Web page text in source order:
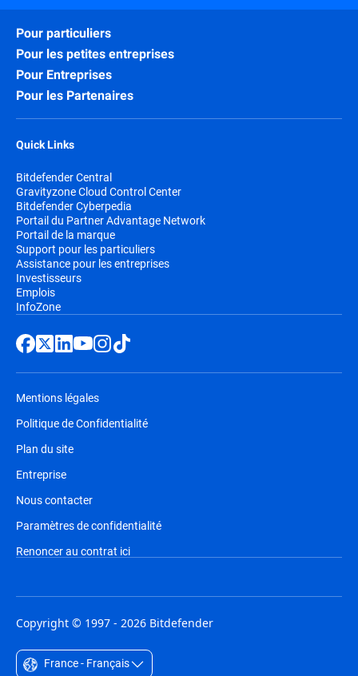
Pour particuliers
Pour les petites entreprises
Pour Entreprises
Pour les Partenaires
Quick Links
Bitdefender Central
Gravityzone Cloud Control Center
Bitdefender Cyberpedia
Portail du Partner Advantage Network
Portail de la marque
Support pour les particuliers
Assistance pour les entreprises
Investisseurs
Emplois
InfoZone
Mentions légales
Politique de Confidentialité
Plan du site
Entreprise
Nous contacter
Paramètres de confidentialité
Renoncer au contrat ici
Copyright © 1997 - 2026 Bitdefender
France - Français